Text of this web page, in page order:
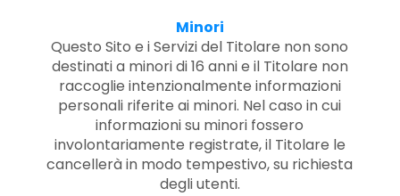
Minori
Questo Sito e i Servizi del Titolare non sono
destinati a minori di 16 anni e il Titolare non
raccoglie intenzionalmente informazioni
personali riferite ai minori. Nel caso in cui
informazioni su minori fossero
involontariamente registrate, il Titolare le
cancellerà in modo tempestivo, su richiesta
degli utenti.